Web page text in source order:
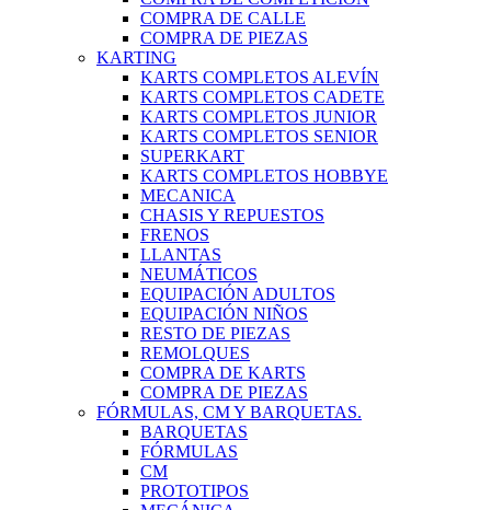
COMPRA DE CALLE
COMPRA DE PIEZAS
KARTING
KARTS COMPLETOS ALEVÍN
KARTS COMPLETOS CADETE
KARTS COMPLETOS JUNIOR
KARTS COMPLETOS SENIOR
SUPERKART
KARTS COMPLETOS HOBBYE
MECANICA
CHASIS Y REPUESTOS
FRENOS
LLANTAS
NEUMÁTICOS
EQUIPACIÓN ADULTOS
EQUIPACIÓN NIÑOS
RESTO DE PIEZAS
REMOLQUES
COMPRA DE KARTS
COMPRA DE PIEZAS
FÓRMULAS, CM Y BARQUETAS.
BARQUETAS
FÓRMULAS
CM
PROTOTIPOS